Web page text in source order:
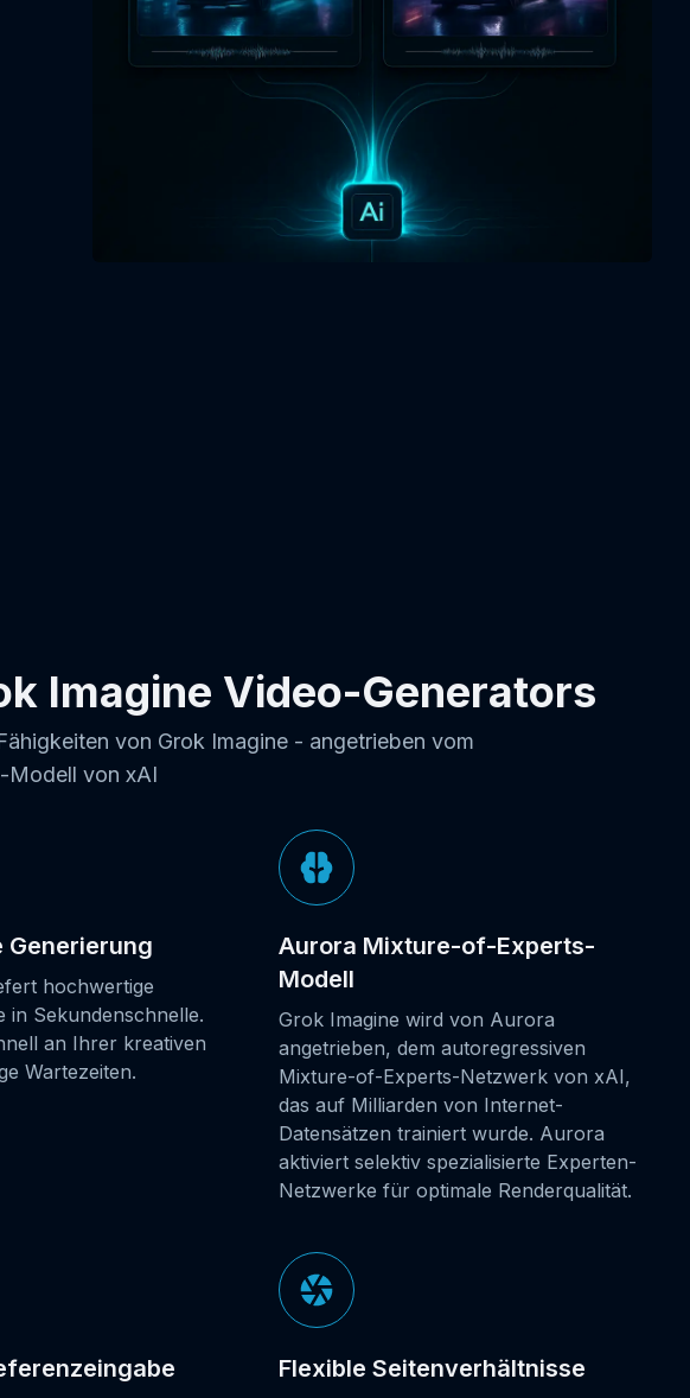
Imagine Video-Generators
von Grok Imagine - angetrieben vom
Modell von xAI
Generierung
hochwertige
in Sekundenschnelle.
an Ihrer kreativen
Wartezeiten.
Aurora Mixture-of-Experts-
Modell
Grok Imagine wird von Aurora
angetrieben, dem autoregressiven
Mixture-of-Experts-Netzwerk von xAI,
das auf Milliarden von Internet-
Datensätzen trainiert wurde. Aurora
aktiviert selektiv spezialisierte Experten-
Netzwerke für optimale Renderqualität.
Flexible Seitenverhältnisse